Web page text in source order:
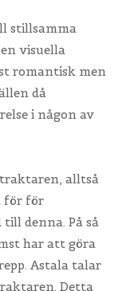
stillsamma
visuella
romantisk men
då
i någon av
alltså
för för
denna. På så
har att göra
Astala talar
Detta